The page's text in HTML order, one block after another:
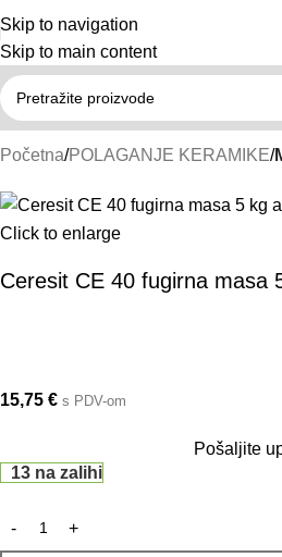
Skip to navigation
Skip to main content
Početna POLAGANJE KERAMIKE
Click to enlarge
Ceresit CE 40 fugirna masa
15,75 € s PDV-om
Pošaljite
13 na zalihi